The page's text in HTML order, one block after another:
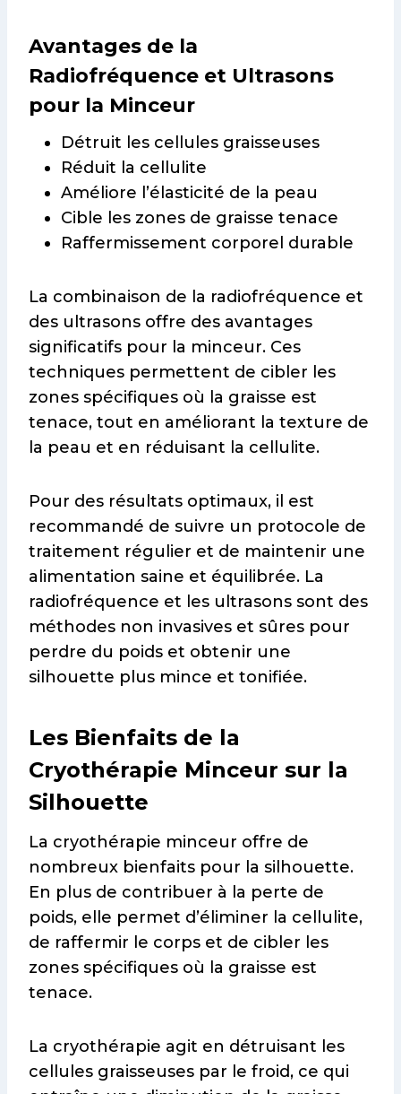
Avantages de la
Radiofréquence et Ultrasons
pour la Minceur
Détruit les cellules graisseuses
Réduit la cellulite
Améliore l’élasticité de la peau
Cible les zones de graisse tenace
Raffermissement corporel durable
La combinaison de la radiofréquence et
des ultrasons offre des avantages
significatifs pour la minceur. Ces
techniques permettent de cibler les
zones spécifiques où la graisse est
tenace, tout en améliorant la texture de
la peau et en réduisant la cellulite.
Pour des résultats optimaux, il est
recommandé de suivre un protocole de
traitement régulier et de maintenir une
alimentation saine et équilibrée. La
radiofréquence et les ultrasons sont des
méthodes non invasives et sûres pour
perdre du poids et obtenir une
silhouette plus mince et tonifiée.
Les Bienfaits de la
Cryothérapie Minceur sur la
Silhouette
La cryothérapie minceur offre de
nombreux bienfaits pour la silhouette.
En plus de contribuer à la perte de
poids, elle permet d’éliminer la cellulite,
de raffermir le corps et de cibler les
zones spécifiques où la graisse est
tenace.
La cryothérapie agit en détruisant les
cellules graisseuses par le froid, ce qui